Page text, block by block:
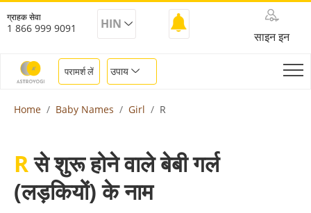
ग्राहक सेवा
1 866 999 9091
HIN
साइन इन
परामर्श लें उपाय
Home Baby Names Girl R
Rसे शुरू होने वाले बेबी गर्ल
(लड़कियों) के नाम